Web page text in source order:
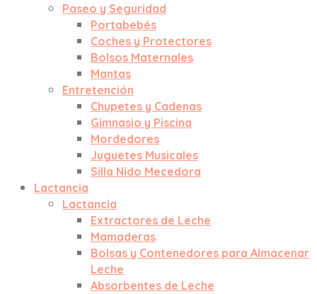
Paseo y Seguridad
Portabebés
Coches y Protectores
Bolsos Maternales
Mantas
Entretención
Chupetes y Cadenas
Gimnasio y Piscina
Mordedores
Juguetes Musicales
Silla Nido Mecedora
Lactancia
Lactancia
Extractores de Leche
Mamaderas
Bolsas y Contenedores para Almacenar
Leche
Absorbentes de Leche